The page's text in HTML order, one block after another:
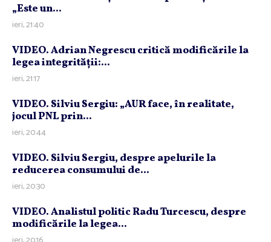
„Este un...
ieri, 21:40
VIDEO. Adrian Negrescu critică modificările la
legea integrităţii:...
ieri, 21:17
VIDEO. Silviu Sergiu: „AUR face, în realitate,
jocul PNL prin...
ieri, 20:44
VIDEO. Silviu Sergiu, despre apelurile la
reducerea consumului de...
ieri, 20:30
VIDEO. Analistul politic Radu Turcescu, despre
modificările la legea...